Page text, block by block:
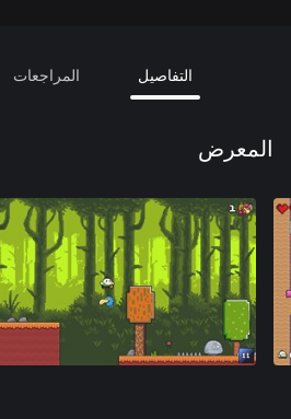
التفاصيل المراجعات
المعرض